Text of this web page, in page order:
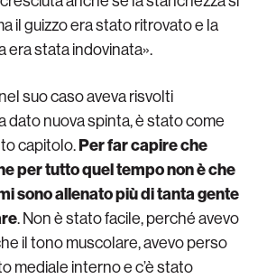
il guizzo era stato ritrovato e la
era stata indovinata».
suo caso aveva risvolti
dato nuova spinta, è stato come
capitolo.Per far capire che
per tutto quel tempo non è che
sono allenato più di tanta gente
. Non è stato facile, perché avevo
il tono muscolare, avevo perso
mediale interno e c’è stato